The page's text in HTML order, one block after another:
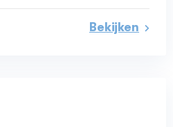
Bekijken